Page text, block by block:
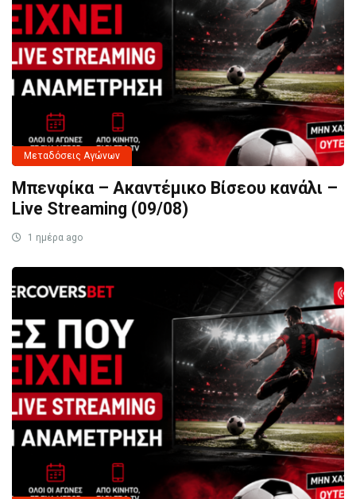
Μεταδόσεις Αγώνων
Μπενφίκα – Ακαντέμικο Βίσεου κανάλι –
Live Streaming (09/08)
1 ημέρα ago